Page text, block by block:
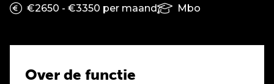
€2650 - €3350 per maand
Mbo
Over de functie